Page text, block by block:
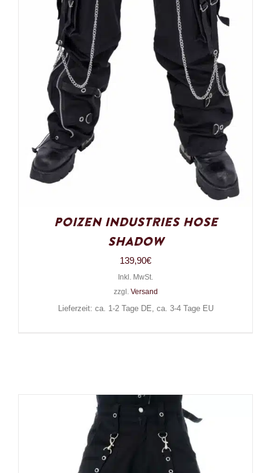
Poizen Industries Hose
Shadow
139,90€
Inkl. MwSt.
zzgl. Versand
Lieferzeit: ca. 1-2 Tage DE, ca. 3-4 Tage EU